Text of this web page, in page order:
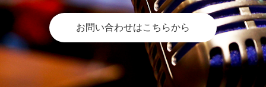
お問い合わせはこちらから